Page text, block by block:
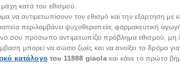
κατά του εθισμού.
να αντιμετωπίσουν τον εθισμό και την εξάρτηση με
περιλαμβάνει ψυχοθεραπεία, φαρμακευτική
πρόσωπο αντιμετωπίζει πρόβλημα εθισμού, μη
μπορεί να σώσει ζωές και να ανοίξει το δρόμο
κατάλογο του 11888 giaolaκαι κάνε το πρώτο